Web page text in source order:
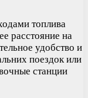
топлива
расстояние на
удобство и
поездок или
станции